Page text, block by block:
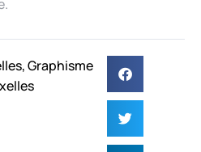
,Graphisme